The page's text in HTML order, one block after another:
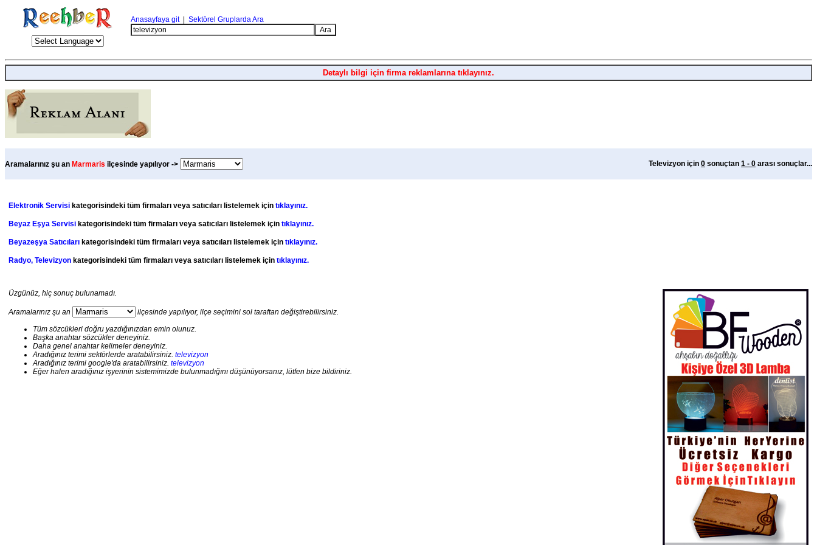
Anasayfaya git| Sektörel Gruplarda Ara
Detaylı bilgi için firma reklamlarına tıklayınız.
Aramalarınız şu an Marmaris ilçesinde yapılıyor -> Televizyon için 0 sonuçtan 1 - 0 arası sonuçlar...
Elektronik Servisi kategorisindeki tüm firmaları veya satıcıları listelemek için tıklayınız.
Beyaz Eşya Servisi kategorisindeki tüm firmaları veya satıcıları listelemek için tıklayınız.
Beyazeşya Satıcıları kategorisindeki tüm firmaları veya satıcıları listelemek için tıklayınız.
Radyo, Televizyon kategorisindeki tüm firmaları veya satıcıları listelemek için tıklayınız.
Üzgünüz, hiç sonuç bulunamadı.
Aramalarınız şu an
ilçesinde yapılıyor, ilçe seçimini sol taraftan değiştirebilirsiniz.
Tüm sözcükleri doğru yazdığınızdan emin olunuz.
Başka anahtar sözcükler deneyiniz.
Daha genel anahtar kelimeler deneyiniz.
Aradığınız terimi sektörlerde aratabilirsiniz. televizyon
Aradığınız terimi google'da aratabilirsiniz. televizyon
Eğer halen aradığınız işyerinin sistemimizde bulunmadığını düşünüyorsanız, lütfen bize bildiriniz.